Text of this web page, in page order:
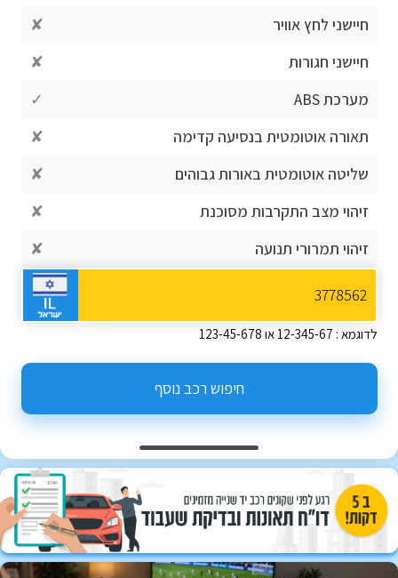
חיישני לחץ אוויר
✘
חיישני חגורות
✘
מערכת ABS
✓
תאורה אוטומטית בנסיעה קדימה
✘
שליטה אוטומטית באורות גבוהים
✘
זיהוי מצב התקרבות מסוכנת
✘
זיהוי תמרורי תנועה
✘
לדוגמא : 12-345-67 או 123-45-678
חיפוש רכב נוסף